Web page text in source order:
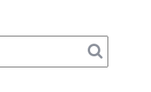
pierd
teren